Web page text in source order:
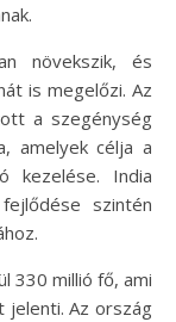
növekszik, és
is megelőzi. Az
a szegénység
amelyek célja a
kezelése. India
szintén
330 millió fő, ami
jelenti. Az ország